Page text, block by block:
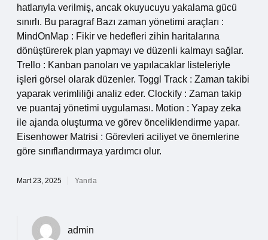
hatlarıyla verilmiş, ancak okuyucuyu yakalama gücü
sınırlı. Bu paragraf Bazı zaman yönetimi araçları :
MindOnMap : Fikir ve hedefleri zihin haritalarına
dönüştürerek plan yapmayı ve düzenli kalmayı sağlar.
Trello : Kanban panoları ve yapılacaklar listeleriyle
işleri görsel olarak düzenler. Toggl Track : Zaman takibi
yaparak verimliliği analiz eder. Clockify : Zaman takip
ve puantaj yönetimi uygulaması. Motion : Yapay zeka
ile ajanda oluşturma ve görev önceliklendirme yapar.
Eisenhower Matrisi : Görevleri aciliyet ve önemlerine
göre sınıflandırmaya yardımcı olur.
Mart 23, 2025 Yanıtla
admin